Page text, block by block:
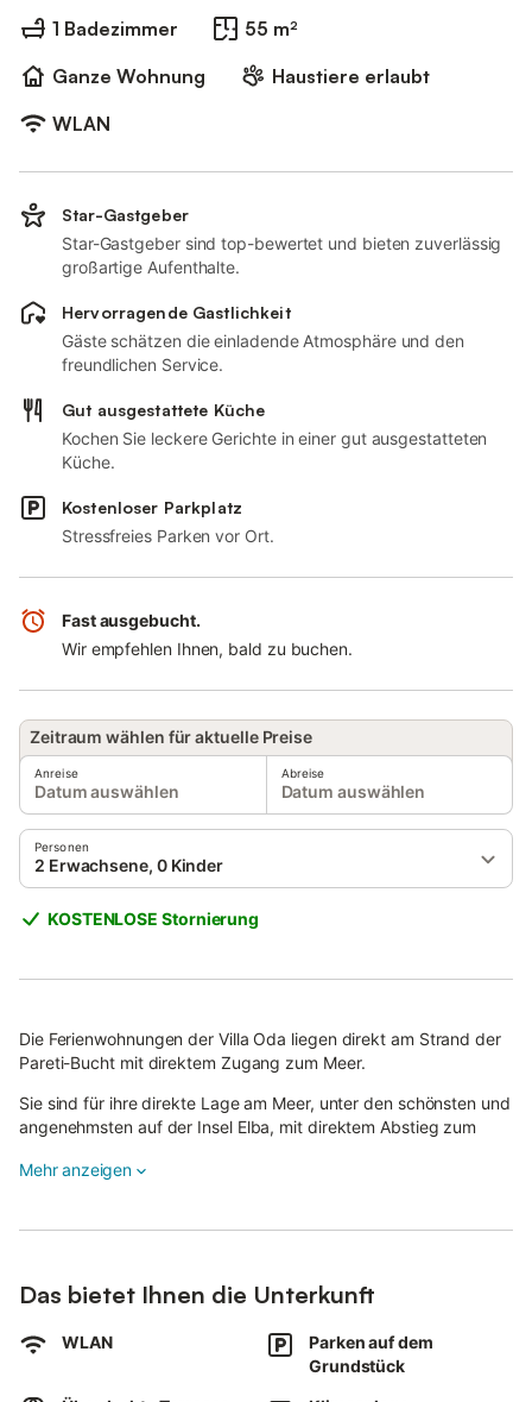
1 Badezimmer
55 m²
Ganze Wohnung
Haustiere erlaubt
WLAN
Star-Gastgeber
Star-Gastgeber sind top-bewertet und bieten zuverlässig
großartige Aufenthalte.
Hervorragende Gastlichkeit
Gäste schätzen die einladende Atmosphäre und den
freundlichen Service.
Gut ausgestattete Küche
Kochen Sie leckere Gerichte in einer gut ausgestatteten
Küche.
Kostenloser Parkplatz
Stressfreies Parken vor Ort.
Fast ausgebucht.
Wir empfehlen Ihnen, bald zu buchen.
Zeitraum wählen für aktuelle Preise
Anreise
Datum auswählen
Abreise
Datum auswählen
Personen
2 Erwachsene, 0 Kinder
KOSTENLOSE Stornierung
Die Ferienwohnungen der Villa Oda liegen direkt am Strand der
Pareti-Bucht mit direktem Zugang zum Meer.
Sie sind für ihre direkte Lage am Meer, unter den schönsten und
angenehmsten auf der Insel Elba, mit direktem Abstieg zum
Blick auf die Inseln Montecristo, Pianosa und Korsika.
Paradies für Touristen und Taucher.
Pareti ist wegen der Schönheit seines Meeres historisch
gesehen das Reich der Taucher und stellt den schönsten Golf
Mehr anzeigen
Das bietet Ihnen die Unterkunft
WLAN
Parken auf dem
Grundstück